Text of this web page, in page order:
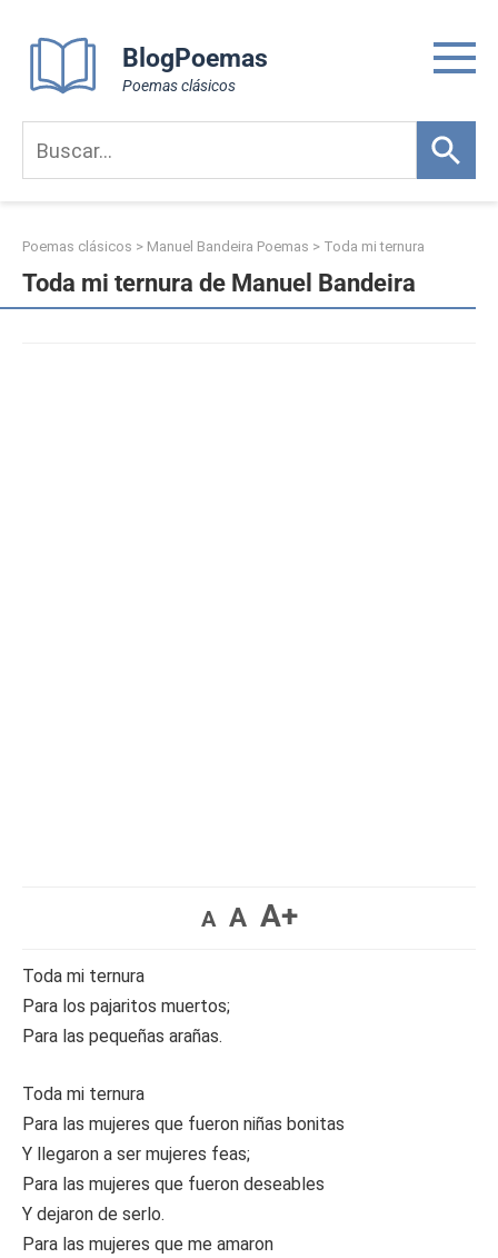
content
BlogPoemas
Poemas clásicos
Poemas clásicos > Manuel Bandeira Poemas > Toda mi ternura
Toda mi ternura de Manuel Bandeira
A A A+
Toda mi ternura
Para los pajaritos muertos;
Para las pequeñas arañas.
Toda mi ternura
Para las mujeres que fueron niñas bonitas
Y llegaron a ser mujeres feas;
Para las mujeres que fueron deseables
Y dejaron de serlo.
Para las mujeres que me amaron